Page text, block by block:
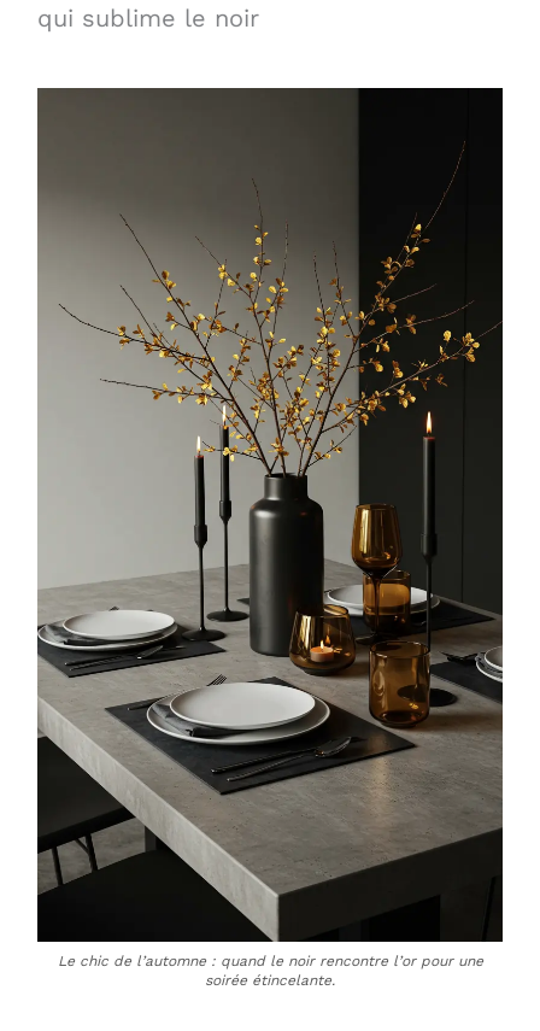
qui sublime le noir
Le chic de l’automne : quand le noir rencontre l’or pour une
soirée étincelante.